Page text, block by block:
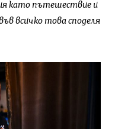
като пътешествие и
всичко това споделя